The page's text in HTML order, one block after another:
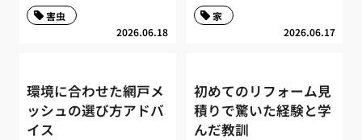
2026.06.18
害虫
2026.06.17
家
環境に合わせた網戸メ
ッシュの選び方アドバ
イス
初めてのリフォーム見
積りで驚いた経験と学
んだ教訓